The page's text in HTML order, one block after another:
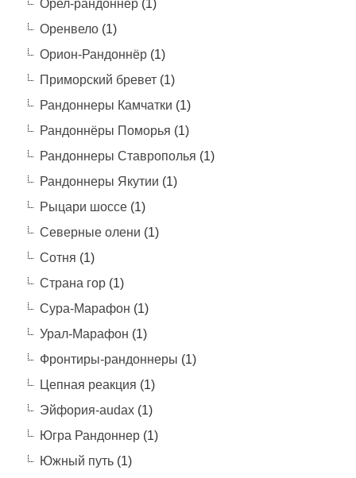
Орел-рандоннер(1)
Оренвело(1)
Орион-Рандоннёр(1)
Приморский бревет(1)
Рандоннеры Камчатки (1)
Рандоннёры Поморья (1)
Рандоннеры Ставрополья (1)
Рандоннеры Якутии (1)
Рыцари шоссе(1)
Северные олени (1)
Сотня (1)
Страна гор(1)
Сура-Марафон (1)
Урал-Марафон (1)
Фронтиры-рандоннеры (1)
Цепная реакция (1)
Эйфория-audax(1)
Югра Рандоннер(1)
Южный путь(1)